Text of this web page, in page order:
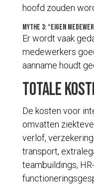
hoofd zouden
Mythe 3: “Eigen
Er wordt vaak
medewerkers
aanname houdt
Totale
De kosten voor
omvatten
verlof,
transport,
teambuildings,